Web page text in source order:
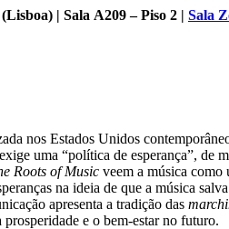
| Sala A209 – Piso 2 | Sala
nos Estados Unidos
uma “política de esperança”,
Roots of Music veem a música como
na ideia de que a música
apresenta a tradição das
e o bem-estar no futuro.